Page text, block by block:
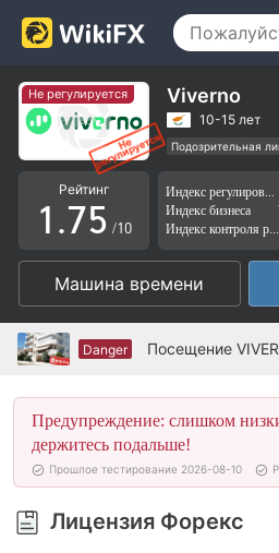
Не регулируется Viverno
10-15 лет
Подозрительная
Регион
КипрМаркет-
Высокие
Рейтинг
0
1
2
3
4
5
6
7
8
.
3
4
5
6
7
8
9
1
2
3
4
5
6
7
8
9
/10
Индекс бизнеса
Машина времени
Danger
Предупреждение: слишком
держитесь подальше!
Прошлое тестирование 2026-08-10
Лицензия Форекс